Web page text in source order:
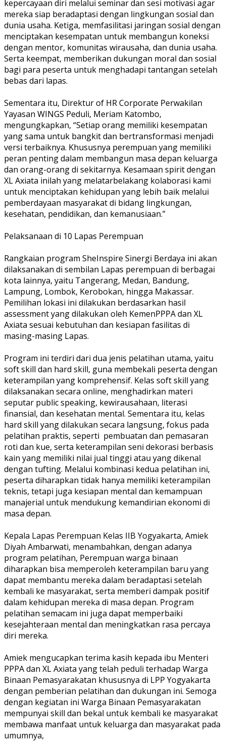
kepercayaan diri melalui seminar dan sesi motivasi agar
mereka siap beradaptasi dengan lingkungan sosial dan
dunia usaha. Ketiga, memfasilitasi jaringan sosial dengan
menciptakan kesempatan untuk membangun koneksi
dengan mentor, komunitas wirausaha, dan dunia usaha.
Serta keempat, memberikan dukungan moral dan sosial
bagi para peserta untuk menghadapi tantangan setelah
bebas dari lapas.
Sementara itu, Direktur of HR Corporate Perwakilan
Yayasan WINGS Peduli, Meriam Katombo,
mengungkapkan, “Setiap orang memiliki kesempatan
yang sama untuk bangkit dan bertransformasi menjadi
versi terbaiknya. Khususnya perempuan yang memiliki
peran penting dalam membangun masa depan keluarga
dan orang-orang di sekitarnya. Kesamaan spirit dengan
XL Axiata inilah yang melatarbelakang kolaborasi kami
untuk menciptakan kehidupan yang lebih baik melalui
pemberdayaan masyarakat di bidang lingkungan,
kesehatan, pendidikan, dan kemanusiaan.”
Pelaksanaan di 10 Lapas Perempuan
Rangkaian program SheInspire Sinergi Berdaya ini akan
dilaksanakan di sembilan Lapas perempuan di berbagai
kota lainnya, yaitu Tangerang, Medan, Bandung,
Lampung, Lombok, Kerobokan, hingga Makassar.
Pemilihan lokasi ini dilakukan berdasarkan hasil
assessment yang dilakukan oleh KemenPPPA dan XL
Axiata sesuai kebutuhan dan kesiapan fasilitas di
masing-masing Lapas.
Program ini terdiri dari dua jenis pelatihan utama, yaitu
soft skill dan hard skill, guna membekali peserta dengan
keterampilan yang komprehensif. Kelas soft skill yang
dilaksanakan secara online, menghadirkan materi
seputar public speaking, kewirausahaan, literasi
finansial, dan kesehatan mental. Sementara itu, kelas
hard skill yang dilakukan secara langsung, fokus pada
pelatihan praktis, seperti pembuatan dan pemasaran
roti dan kue, serta keterampilan seni dekorasi berbasis
kain yang memiliki nilai jual tinggi atau yang dikenal
dengan tufting. Melalui kombinasi kedua pelatihan ini,
peserta diharapkan tidak hanya memiliki keterampilan
teknis, tetapi juga kesiapan mental dan kemampuan
manajerial untuk mendukung kemandirian ekonomi di
masa depan.
Kepala Lapas Perempuan Kelas IIB Yogyakarta, Amiek
Diyah Ambarwati, menambahkan, dengan adanya
program pelatihan, Perempuan warga binaan
diharapkan bisa memperoleh keterampilan baru yang
dapat membantu mereka dalam beradaptasi setelah
kembali ke masyarakat, serta memberi dampak positif
dalam kehidupan mereka di masa depan. Program
pelatihan semacam ini juga dapat memperbaiki
kesejahteraan mental dan meningkatkan rasa percaya
diri mereka.
Amiek mengucapkan terima kasih kepada ibu Menteri
PPPA dan XL Axiata yang telah peduli terhadap Warga
Binaan Pemasyarakatan khususnya di LPP Yogyakarta
dengan pemberian pelatihan dan dukungan ini. Semoga
dengan kegiatan ini Warga Binaan Pemasyarakatan
mempunyai skill dan bekal untuk kembali ke masyarakat
membawa manfaat untuk keluarga dan masyarakat pada
umumnya,